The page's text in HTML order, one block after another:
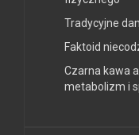
Tradycyjne
Faktoid
Czarna kawa
metabolizm i